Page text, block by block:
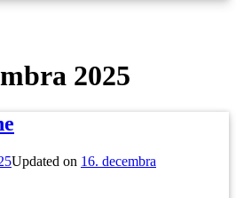
2025
Updated on 16. decembra